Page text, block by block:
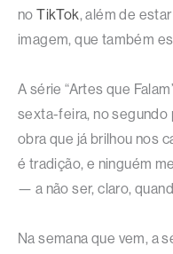
noTikTok, além de
imagem, que também
A série “Artes que
sexta-feira, no segundo
obra que já brilhou nos
é tradição, e ninguém
— a não ser, claro,
Na semana que vem, a